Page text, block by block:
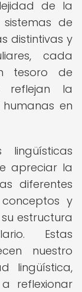
de la
de
distintivas y
cada
tesoro de
reflejan la
en
apreciar la
diferentes
y
estructura
Estas
nuestro
lingüística,
reflexionar